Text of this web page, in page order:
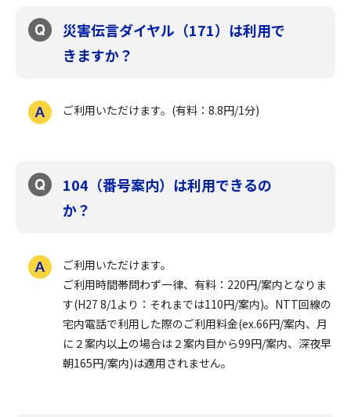
災害伝言ダイヤル（171）は利用で
きますか？
ご利用いただけます。(有料：8.8円/1分)
104（番号案内）は利用できるの
か？
ご利用いただけます。
ご利用時間帯問わず一律、有料：220円/案内となりま
す(H27 8/1より：それまでは110円/案内)。NTT回線の
宅内電話で利用した際のご利用料金(ex.66円/案内、月
に２案内以上の場合は２案内目から99円/案内、深夜早
朝165円/案内)は適用されません。